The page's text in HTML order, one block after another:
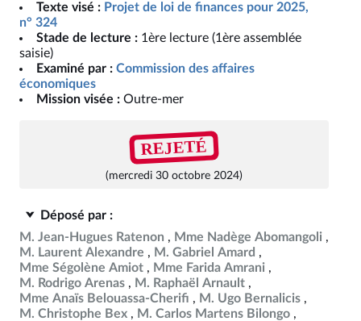
Texte visé : Projet de loi de finances pour 2025,
n° 324
Stade de lecture : 1ère lecture (1ère assemblée
saisie)
Examiné par : Commission des affaires
économiques
Mission visée : Outre-mer
REJETÉ
(mercredi 30 octobre 2024)
Déposé par :
M. Jean-Hugues Ratenon
Mme Nadège Abomangoli
M. Laurent Alexandre
M. Gabriel Amard
Mme Ségolène Amiot
Mme Farida Amrani
M. Rodrigo Arenas
M. Raphaël Arnault
Mme Anaïs Belouassa-Cherifi
M. Ugo Bernalicis
M. Christophe Bex
M. Carlos Martens Bilongo